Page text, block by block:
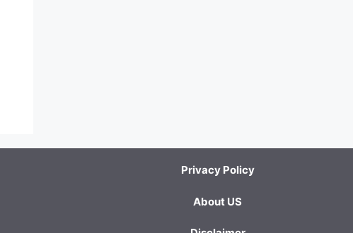
Privacy Policy
About US